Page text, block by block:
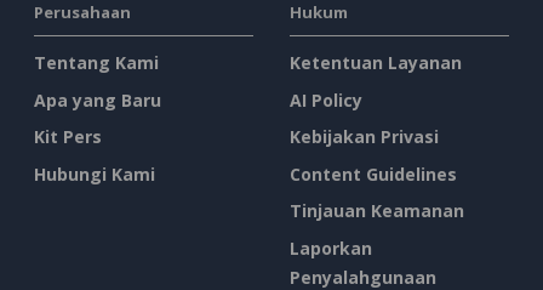
Perusahaan
Tentang Kami
Apa yang Baru
Kit Pers
Hubungi Kami
Hukum
Ketentuan Layanan
AI Policy
Kebijakan Privasi
Content Guidelines
Tinjauan Keamanan
Laporkan
Penyalahgunaan